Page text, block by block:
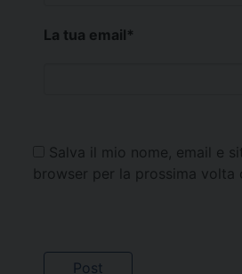
La tua email*
Salva il mio nome, email e
browser per la prossima volta